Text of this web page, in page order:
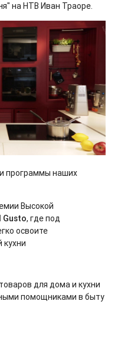
на НТВ Иван Траоре.
программы наших
Высокой
Gusto, где под
освоите
кухни
для дома и кухни
помощниками в быту